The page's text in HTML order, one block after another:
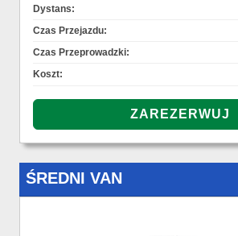
Dystans:
Czas Przejazdu:
Czas Przeprowadzki:
Koszt:
ŚREDNI VAN